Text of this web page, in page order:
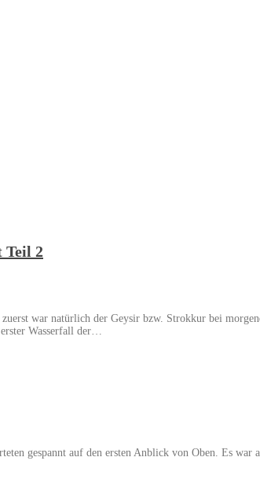
Teil 2
zuerst war natürlich der Geysir bzw. Strokkur bei
Wasserfall der…
gespannt auf den ersten Anblick von Oben. Es